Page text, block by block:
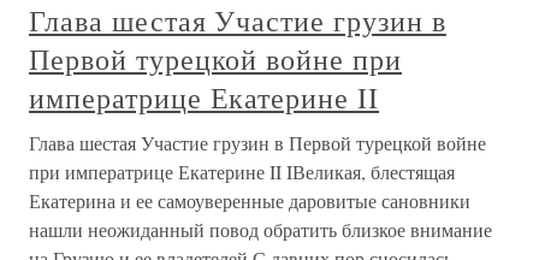
Глава шестая Участие грузин в
Первой турецкой войне при
императрице Екатерине II
Глава шестая Участие грузин в Первой турецкой войне
при императрице Екатерине II IВеликая, блестящая
Екатерина и ее самоуверенные даровитые сановники
нашли неожиданный повод обратить близкое внимание